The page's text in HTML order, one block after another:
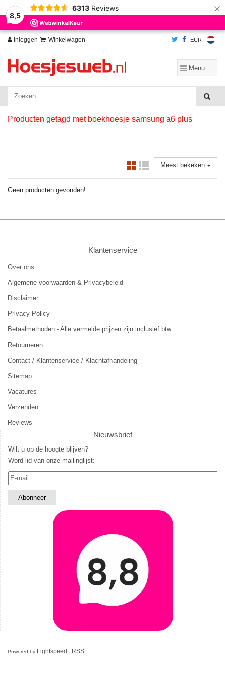
8,5
6313 Reviews ×
Inloggen Winkelwagen EUR
Producten getagd met boekhoesje samsung a6 plus
Meest bekeken
Geen producten gevonden!
Klantenservice
Over ons
Algemene voorwaarden & Privacybeleid
Disclaimer
Privacy Policy
Betaalmethoden - Alle vermelde prijzen zijn inclusief btw.
Retourneren
Contact / Klantenservice / Klachtafhandeling
Sitemap
Vacatures
Verzenden
Reviews
Nieuwsbrief
Wilt u op de hoogte blijven?
Word lid van onze mailinglijst:
Powered by Lightspeed - RSS
Wij slaan cookies op om onze website te verbeteren. Is dat akkoord?
Ja
Nee